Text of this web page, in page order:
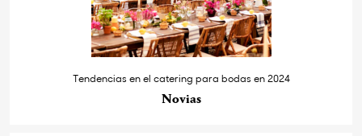
Tendencias en el catering para bodas en 2024
Novias